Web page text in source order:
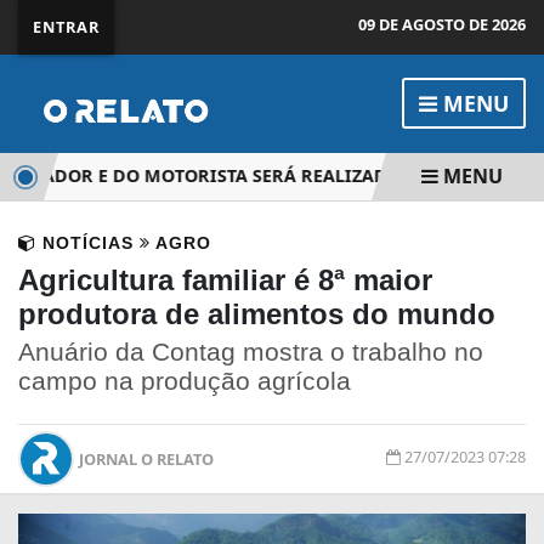
ENTRAR 09 DE AGOSTO DE 2026
MENU
E DO MOTORISTA SERÁ REALIZADA NESTE DOMINGO
MENU
NOTÍCIAS AGRO
Agricultura familiar é 8ª maior
produtora de alimentos do mundo
Anuário da Contag mostra o trabalho no
campo na produção agrícola
JORNAL O RELATO 27/07/2023 07:28